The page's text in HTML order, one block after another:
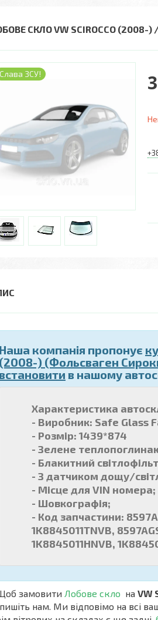
СКЛО VW SCIROCCO
Слава ЗСУ!
Наша компанія пропонує
(2008-) (Фольсваген
в нашому
Характеристика
- Виробник: Safe Glass
- Розмір: 1439*874
- Зелене
- Блакитний
- З датчиком дощу/
- Місце для VIN номера;
- Шовкографія;
- Код запчастини:
1K8845011TNVB,
1K8845011HNVB,
замовити Лобове скло на VW
нам. Ми відповімо на всі